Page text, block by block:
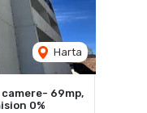
Harta
69mp,
0%